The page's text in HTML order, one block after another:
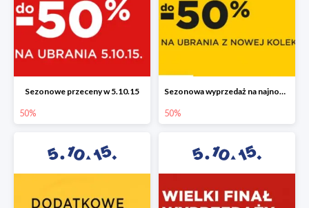
Sezonowe przeceny w 5.10.15
50%
Sezonowa wyprzedaż na najnowszą kolekcję do -50%
50%